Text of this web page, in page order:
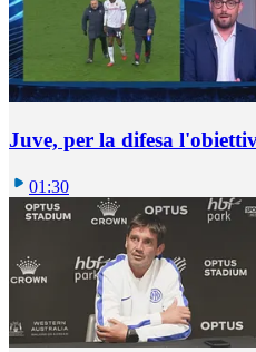
Juve, per la difesa
01:30